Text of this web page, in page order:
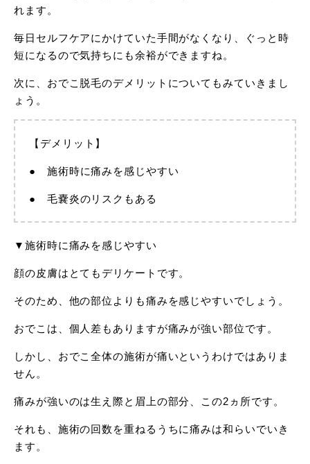
れます。
毎日セルフケアにかけていた手間がなくなり、ぐっと時
短になるので気持ちにも余裕ができますね。
次に、おでこ脱毛のデメリットについてもみていきまし
ょう。
【デメリット】
● 施術時に痛みを感じやすい
● 毛嚢炎のリスクもある
▼施術時に痛みを感じやすい
顔の皮膚はとてもデリケートです。
そのため、他の部位よりも痛みを感じやすいでしょう。
おでこは、個人差もありますが痛みが強い部位です。
しかし、おでこ全体の施術が痛いというわけではありま
せん。
痛みが強いのは生え際と眉上の部分、この2ヵ所です。
それも、施術の回数を重ねるうちに痛みは和らいでいき
ます。